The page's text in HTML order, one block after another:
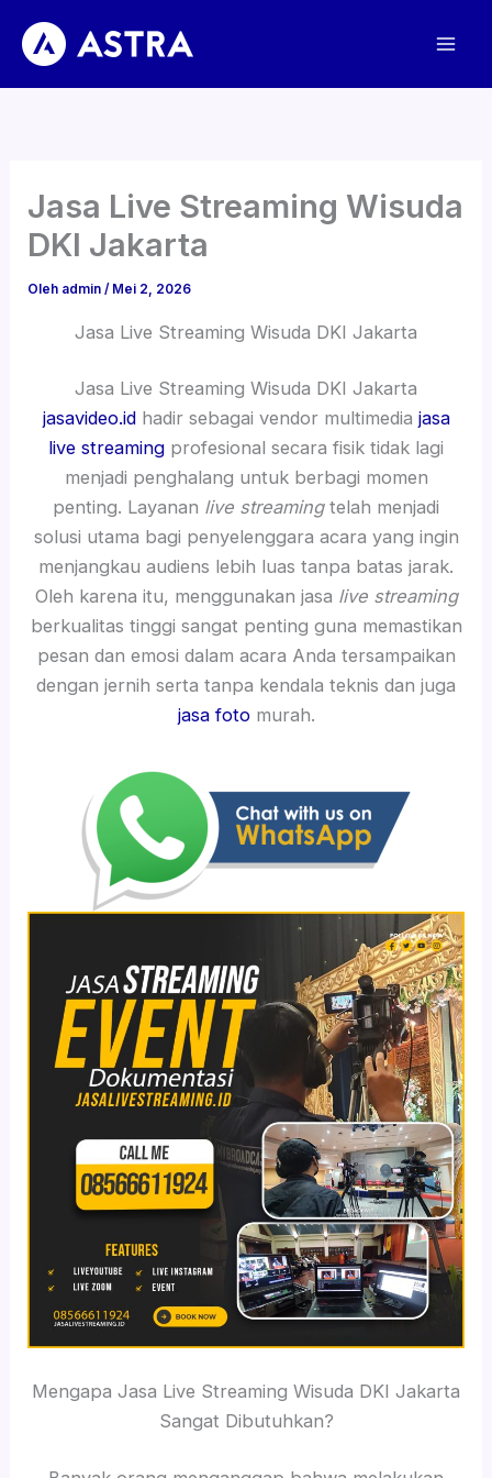
konten
Jasa Live Streaming Wisuda
DKI Jakarta
Oleh admin/ Mei 2, 2026
Jasa Live Streaming Wisuda DKI Jakarta
Jasa Live Streaming Wisuda DKI Jakarta
jasavideo.idhadir sebagai vendor multimedia jasa
live streaming profesional secara fisik tidak lagi
menjadi penghalang untuk berbagi momen
penting. Layanan live streamingtelah menjadi
solusi utama bagi penyelenggara acara yang ingin
menjangkau audiens lebih luas tanpa batas jarak.
Oleh karena itu, menggunakan jasa live streaming
berkualitas tinggi sangat penting guna memastikan
pesan dan emosi dalam acara Anda tersampaikan
dengan jernih serta tanpa kendala teknis dan juga
jasa fotomurah.
Mengapa Jasa Live Streaming Wisuda DKI Jakarta
Sangat Dibutuhkan?